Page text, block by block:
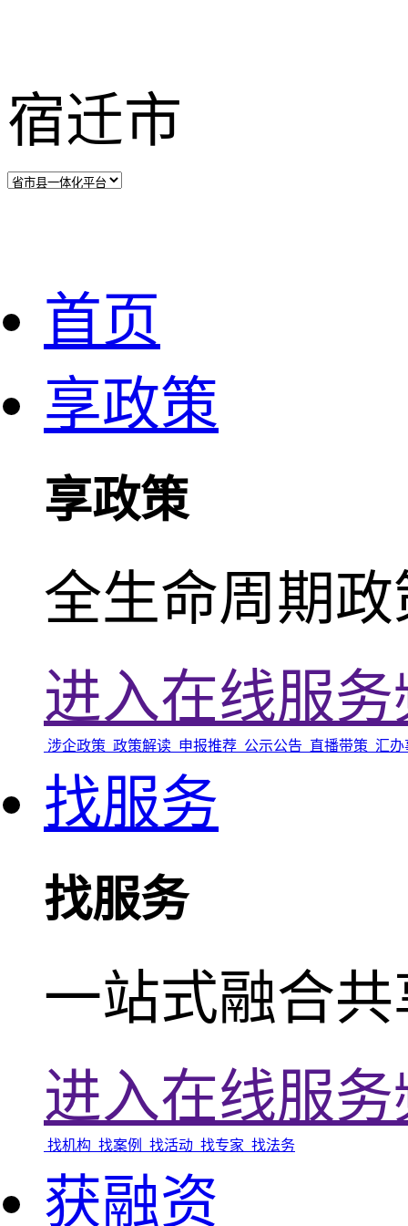
宿迁市
首页
享政策
享政策
全生命周期
进入在线服
涉企政策 政策解读 申报推荐 公示公告 直播带策 汇办
找服务
找服务
一站式融合
进入在线服
找机构 找案例 找活动 找专家 找法务
获融资